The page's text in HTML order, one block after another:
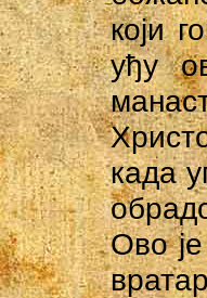
који
уђу
када
Ово